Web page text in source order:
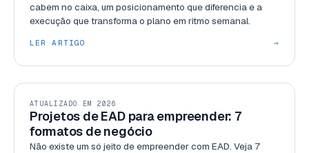
cabem no caixa, um posicionamento que diferencia e a
execução que transforma o plano em ritmo semanal.
LER ARTIGO →
GESTÃO
ATUALIZADO EM 2026
Projetos de EAD para empreender: 7
formatos de negócio
Não existe um só jeito de empreender com EAD. Veja 7